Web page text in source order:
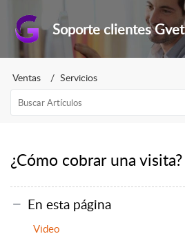
Soporte clientes Gvet
Ventas Servicios
¿Cómo cobrar una visita?
En esta página
Video